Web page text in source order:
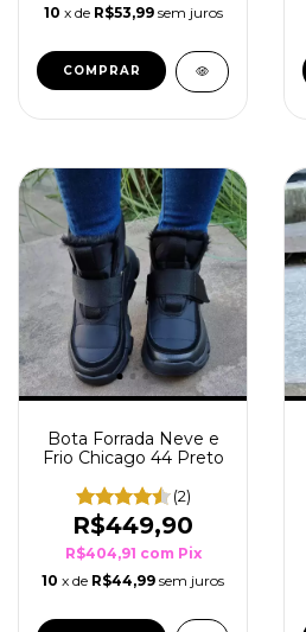
10 x de R$53,99 sem juros
COMPRAR
Bota Forrada Neve e
Frio Chicago 44 Preto
(2)
R$449,90
R$404,91 com Pix
10 x de R$44,99 sem juros